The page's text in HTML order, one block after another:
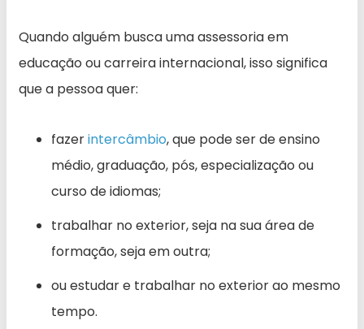
Quando alguém busca uma assessoria em
educação ou carreira internacional, isso significa
que a pessoa quer:
fazerintercâmbio, que pode ser de ensino
médio, graduação, pós, especialização ou
curso de idiomas;
trabalhar no exterior, seja na sua área de
formação, seja em outra;
ou estudar e trabalhar no exterior ao mesmo
tempo.